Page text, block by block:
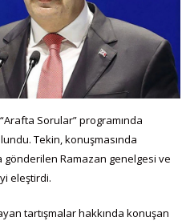
Sorular” programında
Tekin, konuşmasında
gönderilen Ramazan genelgesi ve
eleştirdi.
tartışmalar hakkında konuşan